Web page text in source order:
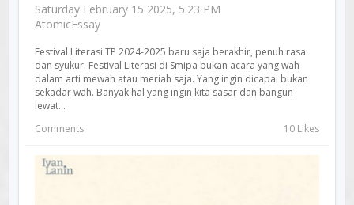
Saturday February 15 2025, 5:23 PM
AtomicEssay
Festival Literasi TP 2024-2025 baru saja berakhir, penuh rasa
dan syukur. Festival Literasi di Smipa bukan acara yang wah
dalam arti mewah atau meriah saja. Yang ingin dicapai bukan
sekadar wah. Banyak hal yang ingin kita sasar dan bangun
lewat...
Comments
10 Likes